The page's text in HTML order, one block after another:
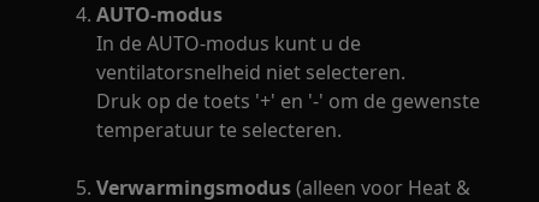
AUTO-modus
In de AUTO-modus kunt u de
ventilatorsnelheid niet selecteren.
Druk op de toets '+' en '-' om de gewenste
temperatuur te selecteren.
Verwarmingsmodus(alleen voor Heat &